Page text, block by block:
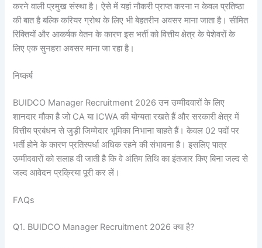
करने वाली प्रमुख संस्था है। ऐसे में यहां नौकरी प्राप्त करना न केवल प्रतिष्ठा
की बात है बल्कि करियर ग्रोथ के लिए भी बेहतरीन अवसर माना जाता है। सीमित
रिक्तियों और आकर्षक वेतन के कारण इस भर्ती को वित्तीय क्षेत्र के पेशेवरों के
लिए एक सुनहरा अवसर माना जा रहा है।
निष्कर्ष
BUIDCO Manager Recruitment 2026 उन उम्मीदवारों के लिए
शानदार मौका है जो CA या ICWA की योग्यता रखते हैं और सरकारी क्षेत्र में
वित्तीय प्रबंधन से जुड़ी जिम्मेदार भूमिका निभाना चाहते हैं। केवल 02 पदों पर
भर्ती होने के कारण प्रतिस्पर्धा अधिक रहने की संभावना है। इसलिए पात्र
उम्मीदवारों को सलाह दी जाती है कि वे अंतिम तिथि का इंतजार किए बिना जल्द से
जल्द आवेदन प्रक्रिया पूरी कर लें।
FAQs
Q1. BUIDCO Manager Recruitment 2026 क्या है?